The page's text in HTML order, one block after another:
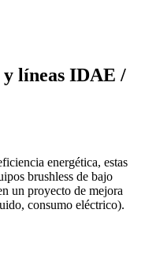
líneas IDAE /
energética, estas
brushless de bajo
un proyecto de mejora
consumo eléctrico).